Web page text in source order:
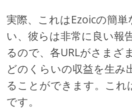
実際、これはEzoicの簡
い、彼らは非常に良い報
るので、各URLがさまざ
どのくらいの収益を生み
ることができます。これ
です。